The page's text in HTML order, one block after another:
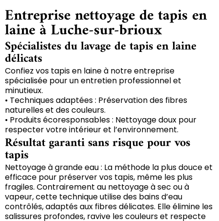
Entreprise nettoyage de tapis en
laine à Luche-sur-brioux
Spécialistes du lavage de tapis en laine
délicats
Confiez vos tapis en laine à notre entreprise
spécialisée pour un entretien professionnel et
minutieux.
• Techniques adaptées : Préservation des fibres
naturelles et des couleurs.
• Produits écoresponsables : Nettoyage doux pour
respecter votre intérieur et l’environnement.
Résultat garanti sans risque pour vos
tapis
Nettoyage à grande eau : La méthode la plus douce et
efficace pour préserver vos tapis, même les plus
fragiles. Contrairement au nettoyage à sec ou à
vapeur, cette technique utilise des bains d’eau
contrôlés, adaptés aux fibres délicates. Elle élimine les
salissures profondes, ravive les couleurs et respecte